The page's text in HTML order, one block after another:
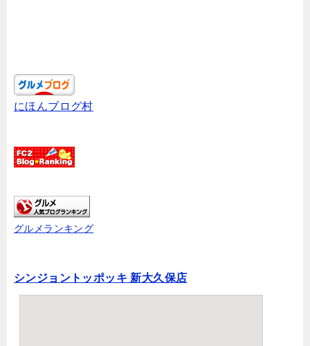
にほんブログ村
グルメランキング
シンジョントッポッキ 新大久保店